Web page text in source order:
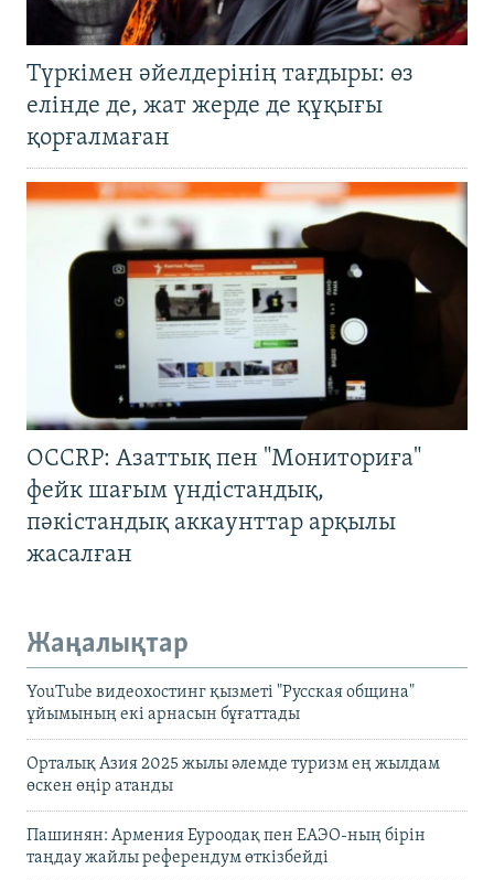
Түркімен әйелдерінің тағдыры: өз
елінде де, жат жерде де құқығы
қорғалмаған
OCCRP: Азаттық пен "Мониториға"
фейк шағым үндістандық,
пәкістандық аккаунттар арқылы
жасалған
Жаңалықтар
YouTube видеохостинг қызметі "Русская община"
ұйымының екі арнасын бұғаттады
Орталық Азия 2025 жылы әлемде туризм ең жылдам
өскен өңір атанды
Пашинян: Армения Еуроодақ пен ЕАЭО-ның бірін
таңдау жайлы референдум өткізбейді